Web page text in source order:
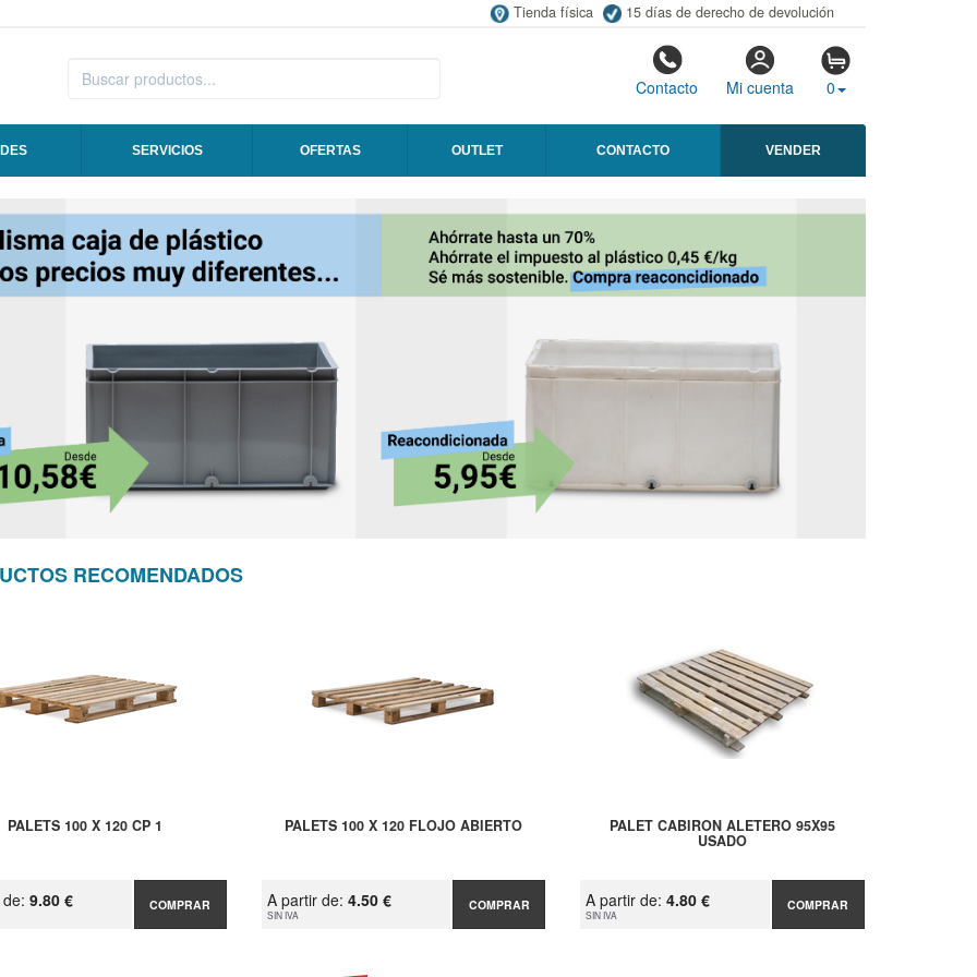
Tienda física 15 días de derecho de devolución
Contacto Mi cuenta 0
SERVICIOS OFERTAS OUTLET CONTACTO VENDER
RECOMENDADOS
PALETS 100 X 120 CP 1
9.80 € COMPRAR
PALETS 100 X 120 FLOJO ABIERTO
A partir de: 4.50 €
SIN IVA
COMPRAR
PALET CABIRON ALETERO 95X95
USADO
A partir de:4.80 €
SIN IVA
COMPRAR